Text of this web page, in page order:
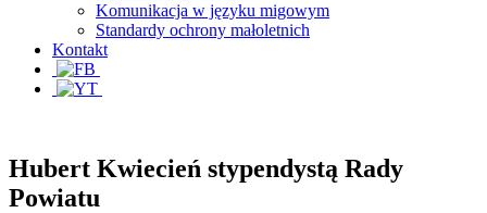
Komunikacja w języku migowym
Standardy ochrony małoletnich
Kontakt
Hubert Kwiecień stypendystą Rady
Powiatu